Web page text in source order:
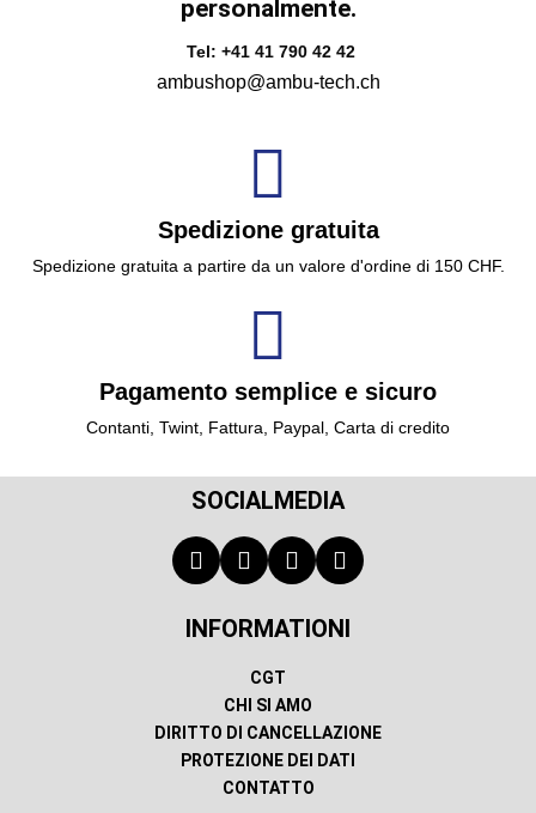
personalmente.
Tel: +41 41 790 42 42
ambushop@ambu-tech.ch
Spedizione gratuita
Spedizione gratuita a partire da un valore d'ordine di 150 CHF.
Pagamento semplice e sicuro
Contanti, Twint, Fattura, Paypal, Carta di credito
SOCIALMEDIA
INFORMATIONI
CGT
CHI SI AMO
DIRITTO DI CANCELLAZIONE
PROTEZIONE DEI DATI
CONTATTO